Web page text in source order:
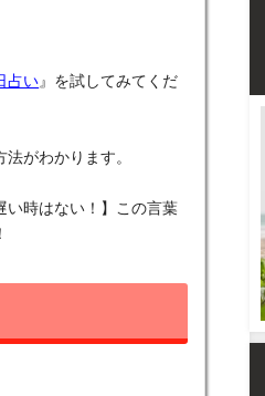
占い 』を試してみてくだ
がわかります。
い時はない！】この言葉